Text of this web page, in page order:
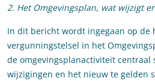
2. Het Omgevingsplan, wat wijzigt
In dit bericht wordt ingegaan op de
vergunningstelsel in het
de omgevingsplanactiviteit centraal
wijzigingen en het nieuw te gelden